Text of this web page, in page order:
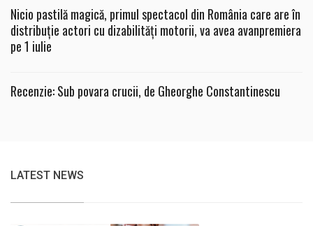
Nicio pastilă magică, primul spectacol din România care are în
distribuție actori cu dizabilități motorii, va avea avanpremiera
pe 1 iulie
Recenzie: Sub povara crucii, de Gheorghe Constantinescu
LATEST NEWS